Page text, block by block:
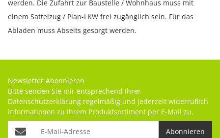
werden. Die Zufahrt zur Baustelle / Wohnhaus muss mit
einem Sattelzug / Plan-LKW frei zugänglich sein. Für das
Abladen muss Abseits gesorgt werden.
Newsletter Abonnieren
Bitte senden Sie mir entsprechend Ihrer
Datenschutzerklärung regelmäßig und jederzeit widerruflich
Informationen zu Ihrem Produktsortiment per E-Mail zu.
Abonnieren